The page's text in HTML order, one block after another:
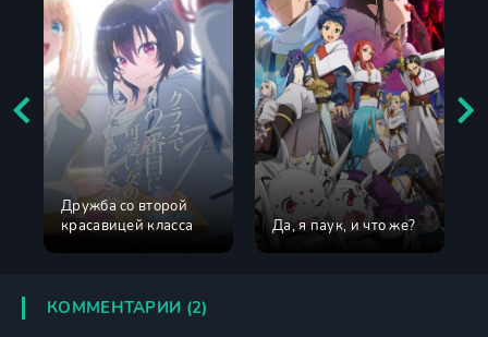
Дружба со второй
красавицей класса
Да, я паук, и что же?
КОММЕНТАРИИ (2)